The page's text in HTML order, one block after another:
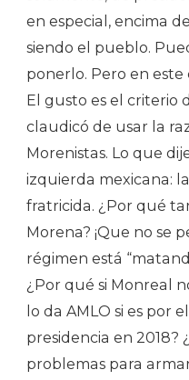
en especial, encima
siendo el pueblo.
ponerlo. Pero en este
El gusto es el criterio
claudicó de usar la
Morenistas. Lo que
izquierda mexicana:
fratricida. ¿Por qué
Morena? ¡Que no se
régimen está
¿Por qué si Monreal
lo da AMLO si es por
presidencia en
problemas para